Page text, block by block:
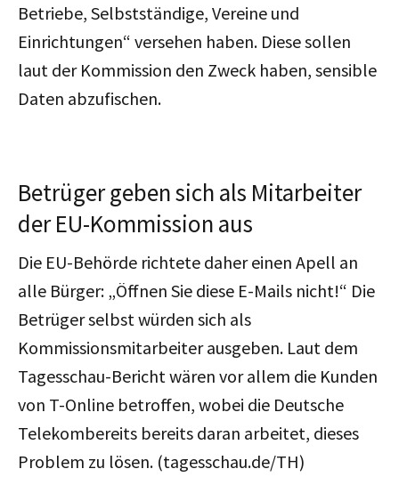
Betriebe, Selbstständige, Vereine und
Einrichtungen“ versehen haben. Diese sollen
laut der Kommission den Zweck haben, sensible
Daten abzufischen.
Betrüger geben sich als Mitarbeiter
der EU-Kommission aus
Die EU-Behörde richtete daher einen Apell an
alle Bürger: „Öffnen Sie diese E-Mails nicht!“ Die
Betrüger selbst würden sich als
Kommissionsmitarbeiter ausgeben. Laut dem
Tagesschau-Bericht wären vor allem die Kunden
von T-Online betroffen, wobei die Deutsche
Telekombereits bereits daran arbeitet, dieses
Problem zu lösen. (tagesschau.de/TH)